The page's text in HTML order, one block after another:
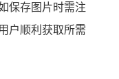
保存图片时需注
户顺利获取所需